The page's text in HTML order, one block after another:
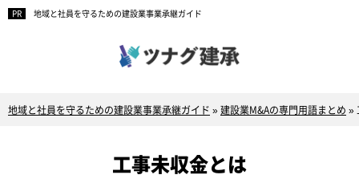
地域と社員を守るための建設業事業承継ガイド
地域と社員を守るための建設業事業承継ガイド »建設業M&Aの専門用語まとめ »
工事未収金とは